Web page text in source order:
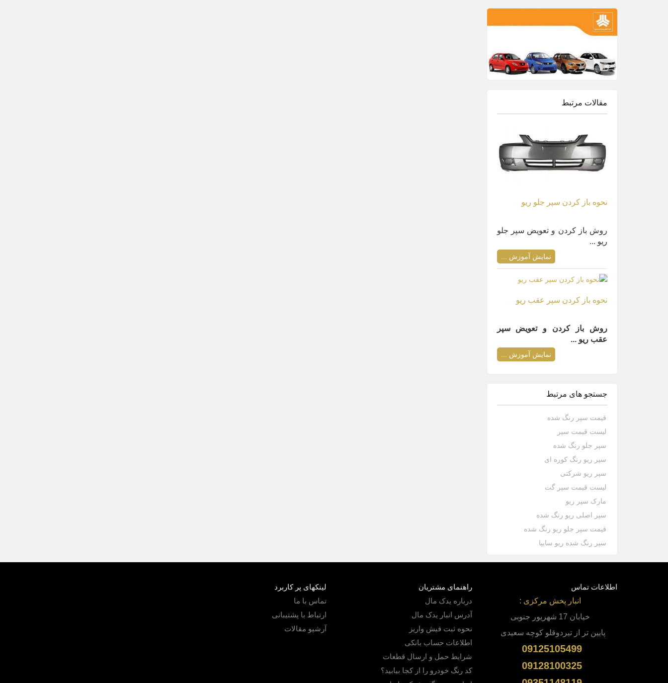
مقالات مرتبط
نحوه باز کردن سپر جلو ریو
روش باز کردن و تعویض سپر جلو
ریو ...
نمایش آموزش ...
نحوه باز کردن سپر عقب ریو
روش باز کردن و تعویض سپر
عقب ریو ...
نمایش آموزش ...
جستجو های مرتبط
قیمت سپر رنگ شده
لیست قیمت سپر
سپر جلو رنگ شده
سپر ریو رنگ کوره ای
سپر ریو شرکتی
لیست قیمت سپر گت
مارک سپر ریو
سپر اصلی ریو رنگ شده
قیمت سپر جلو ریو رنگ شده
سپر رنگ شده ریو سایپا
اطلاعات تماس
انبار پخش مرکزی :
خیابان 17 شهریور جنوبی
پایین تر از تیردوقلو کوچه سعیدی
09125105499
09128100325
راهنمای مشتریان
درباره یدک مال
آدرس انبار یدک مال
نحوه ثبت فیش واریز
اطلاعات حساب بانکی
شرایط حمل و ارسال قطعات
کد رنگ خودرو را از کجا بیابید؟
لینکهای پر کاربرد
تماس با ما
ارتباط با پشتیبانی
آرشیو مقالات